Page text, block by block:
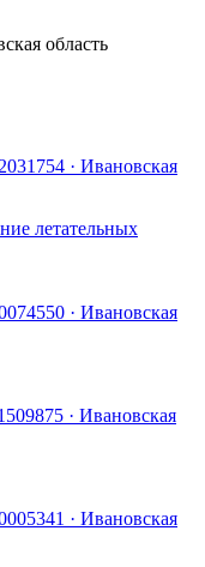
область
· Ивановская
летательных
· Ивановская
· Ивановская
· Ивановская